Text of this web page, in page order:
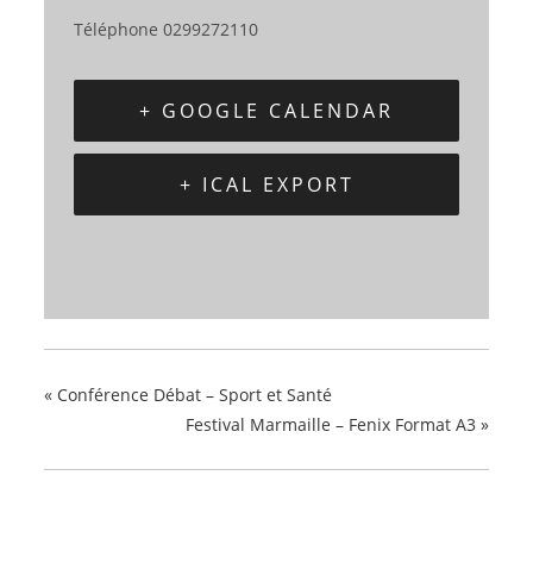
Téléphone 0299272110
+ GOOGLE CALENDAR
+ ICAL EXPORT
« Conférence Débat – Sport et Santé
Festival Marmaille – Fenix Format A3 »